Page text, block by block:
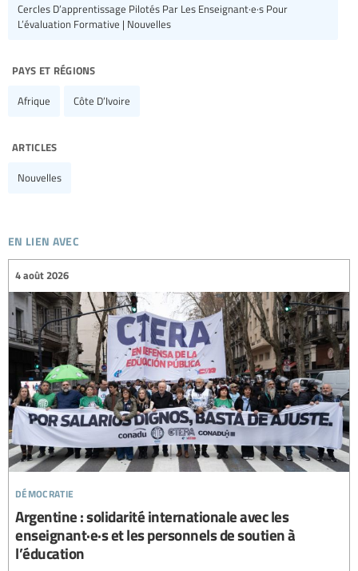
Cercles D’apprentissage Pilotés Par Les Enseignant·e·s Pour
L’évaluation Formative | Nouvelles
pays et régions
Afrique Côte D’Ivoire
articles
Nouvelles
en lien avec
démocratie
4 août 2026
Argentine : solidarité internationale avec les
enseignant·e·s et les personnels de soutien à
l’éducation